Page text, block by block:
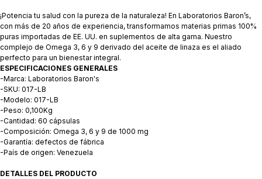
¡Potencia tu salud con la pureza de la naturaleza! En Laboratorios Baron’s,
con más de 20 años de experiencia, transformamos materias primas 100%
puras importadas de EE. UU. en suplementos de alta gama. Nuestro
complejo de Omega 3, 6 y 9 derivado del aceite de linaza es el aliado
perfecto para un bienestar integral.
ESPECIFICACIONES GENERALES
-Marca: Laboratorios Baron's
-SKU: 017-LB
-Modelo: 017-LB
-Peso: 0,100Kg
-Cantidad: 60 cápsulas
-Composición: Omega 3, 6 y 9 de 1000 mg
-Garantía: defectos de fábrica
-País de origen: Venezuela
DETALLES DEL PRODUCTO